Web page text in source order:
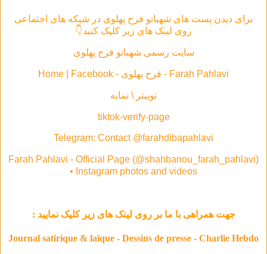
برای دیدن پست های شهبانو فرح پهلوی در شبکه های اجتماعی
روی لینک های زیر کلیک کنید👇
سایت رسمی شهبانو فرح پهلوی
Farah Pahlavi - فرح پهلوی - Home | Facebook
توییتر \ نمایه
tiktok-verify-page
Telegram: Contact @farahdibapahlavi
Farah Pahlavi - Official Page (@shahbanou_farah_pahlavi)
• Instagram photos and videos
جهت همراهی با ما بر روی لینک های زیر کلیک نمایید :
Journal satirique & laïque - Dessins de presse - Charlie Hebdo